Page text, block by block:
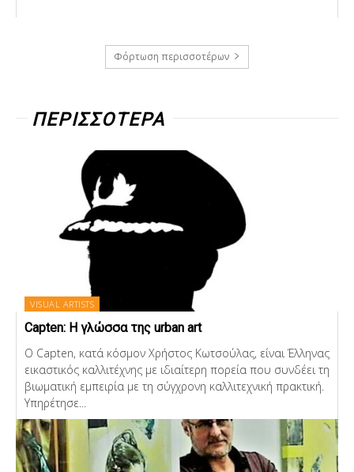
Φόρτωση περισσοτέρων
ΠΕΡΙΣΣΟΤΕΡΑ
VISUAL ARTISTS
Capten: Η γλώσσα της urban art
Ο Capten, κατά κόσμον Χρήστος Κωτσούλας, είναι Έλληνας
εικαστικός καλλιτέχνης με ιδιαίτερη πορεία που συνδέει τη
βιωματική εμπειρία με τη σύγχρονη καλλιτεχνική πρακτική.
Υπηρέτησε...